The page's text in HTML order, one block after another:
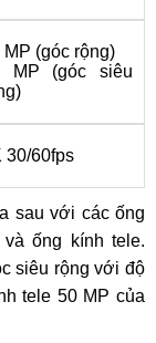
MP (góc rộng)
MP (góc siêu
30/60fps
sau với các ống
ống kính tele.
siêu rộng với độ
tele 50 MP của